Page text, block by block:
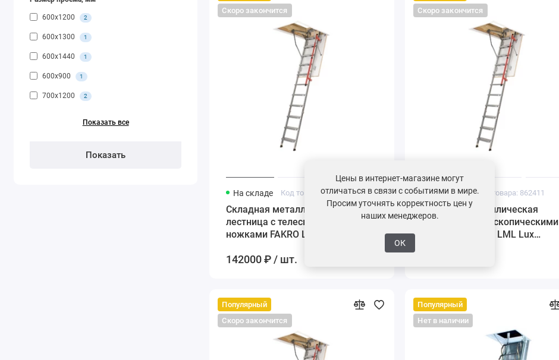
600x1200 2
600x1300 1
600x1440 1
600x900 1
700x1200 2
Показать все
Скоро закончится
На складе Код товара: 862451
Складная металлическая
лестница с телескопическими
ножками FAKRO LML Lux
142000 ₽ / шт.
Скоро закончится
На складе Код товара: 862411
Складная металлическая
лестница с телескопическими
ножками FAKRO LML Lux
Популярный
Скоро закончится
Популярный
Нет в наличии
Цены в интернет-магазине могут
отличаться в связи с событиями в мире.
Просим уточнять корректность цен у
наших менеджеров.
ОК